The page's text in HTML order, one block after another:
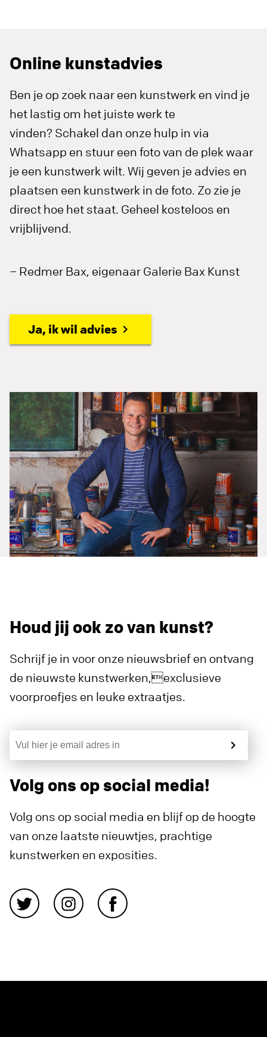
Online kunstadvies
Ben je op zoek naar een kunstwerk en vind je
het lastig om het juiste werk te
vinden? Schakel dan onze hulp in via
Whatsapp en stuur een foto van de plek waar
je een kunstwerk wilt. Wij geven je advies en
plaatsen een kunstwerk in de foto. Zo zie je
direct hoe het staat. Geheel kosteloos en
vrijblijvend.
– Redmer Bax, eigenaar Galerie Bax Kunst
Ja, ik wil advies
Houd jij ook zo van kunst?
Schrijf je in voor onze nieuwsbrief en ontvang
de nieuwste kunstwerken,exclusieve
voorproefjes en leuke extraatjes.
Volg ons op social media!
Volg ons op social media en blijf op de hoogte
van onze laatste nieuwtjes, prachtige
kunstwerken en exposities.